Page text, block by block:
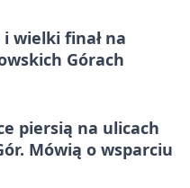
wielki finał na
Górach
piersią na ulicach
Mówią o wsparciu